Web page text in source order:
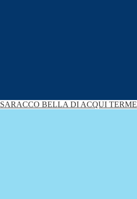
SARACCO BELLA DI ACQUI TERME